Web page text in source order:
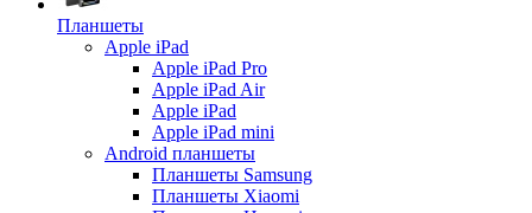
Планшеты
Apple iPad
Apple iPad Pro
Apple iPad Air
Apple iPad
Apple iPad mini
Android планшеты
Планшеты Samsung
Планшеты Xiaomi